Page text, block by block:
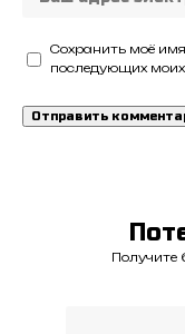
Сохранить моё
последующих
Получите